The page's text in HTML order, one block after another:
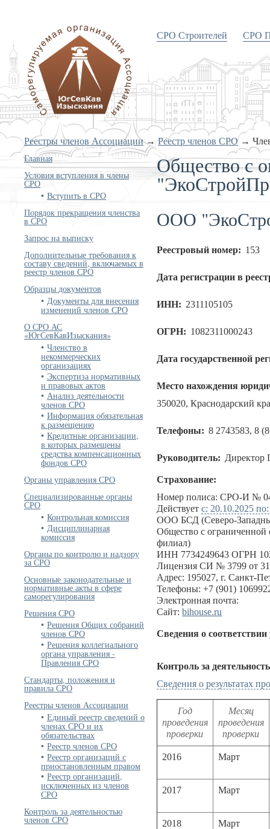
«Объединение изыскателей
Южного и Северо-Кавказского
округов»
СРО Строителей СРО
Реестры членов Ассоциации→Реестр членов СРО→
Главная
Условия вступления в члены
СРО
Вступить в СРО
Порядок прекращения членства
в СРО
Запрос на выписку
Дополнительные требования к
составу сведений, включаемых в
реестр членов СРО
Образцы документов
Документы для внесения
изменений членов СРО
О СРО АС
«ЮгСевКавИзыскания»
Членство в
некоммерческих
организациях
Экспертиза нормативных
и правовых актов
Анализ деятельности
членов СРО
Информация обязательная
к размещению
Кредитные организации,
в которых размещены
средства компенсационных
фондов СРО
Органы управления СРО
Специализированные органы
СРО
Контрольная комиссия
Дисциплинарная
комиссия
Органы по контролю и надзору
за СРО
Основные законодательные и
нормативные акты в сфере
саморегулирования
Решения СРО
Решения Общих собраний
членов СРО
Решения коллегиального
органа управления -
Правления СРО
Стандарты, положения и
правила СРО
Реестры членов Ассоциации
Единый реестр сведений о
членах СРО и их
обязательствах
Реестр членов СРО
Реестр организаций с
приостановленным правом
Реестр организаций,
исключенных из членов
СРО
Контроль за деятельностью
членов СРО
Общество с
ООО
Реестровый номер: 153
Дата регистрации в
ИНН: 2311105105
ОГРН: 1082311000243
Дата государственной
Место нахождения
350020, Краснодарский
Телефоны: 8 2743583, 8
Руководитель: Директор
Страхование:
Номер полиса: СРО-И №
Действует с: 20.10.2025
ООО БСД (Северо-
Общество с ограниченной
филиал)
ИНН 7734249643 ОГРН
Лицензия СИ № 3799 от
Адрес: 195027, г. Санкт-
Телефоны: +7 (901)
Электронная почта:
Сайт: bihouse.ru
Сведения о
Контроль за
Сведения о результатах
Год
проведения
проверки
Месяц
проведения
проверки
2016 Март
2017 Март
2018 Март